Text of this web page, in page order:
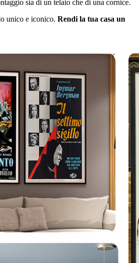
sia di un telaio che di una cornice.
unico e iconico. Rendi la tua casa un